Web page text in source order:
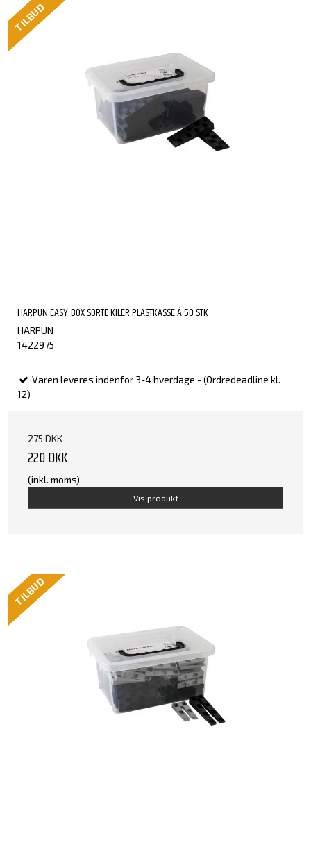
TILBUD
HARPUN EASY-BOX SORTE KILER PLASTKASSE Á 50 STK
HARPUN
1422975
Varen leveres indenfor 3-4 hverdage - (Ordredeadline kl.
12)
275 DKK
220 DKK
(inkl. moms)
Vis produkt
TILBUD